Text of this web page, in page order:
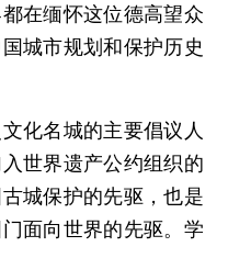
在缅怀这位德高望众
城市规划和保护历史
名城的主要倡议人
世界遗产公约组织的
城保护的先驱，也是
面向世界的先驱。学